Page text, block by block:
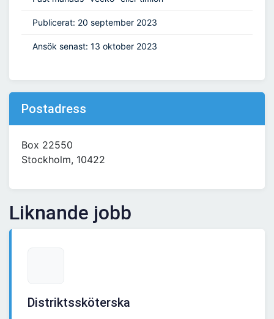
Publicerat: 20 september 2023
Ansök senast: 13 oktober 2023
Postadress
Box 22550
Stockholm, 10422
Liknande jobb
Distriktssköterska